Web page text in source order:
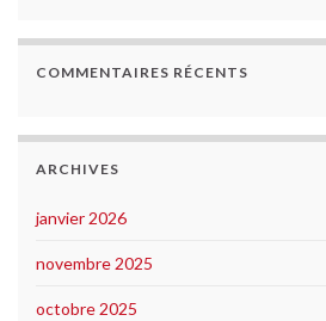
COMMENTAIRES RÉCENTS
ARCHIVES
janvier 2026
novembre 2025
octobre 2025